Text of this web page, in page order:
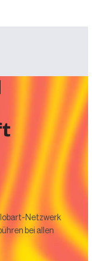
Netzwerk
bei allen